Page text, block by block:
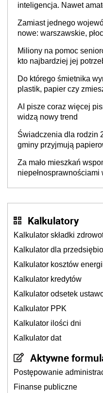
inteligencja. Nawet
Zamiast jednego
nowe: warszawskie,
stołecznych
Miliony na pomoc
kto najbardziej jej
Do którego śmietnika
plastik, papier czy
AI pisze coraz więcej
widzą nowy trend
Świadczenia dla rodzin
gminy przyjmują
Za mało mieszkań
Kalkulatory
Kalkulator składki
Kalkulator dla
Kalkulator kosztów
Kalkulator kredytów
Kalkulator odsetek
Kalkulator PPK
Kalkulator ilości dni
Kalkulator dat
Aktywne
Postępowanie
Finanse publiczne